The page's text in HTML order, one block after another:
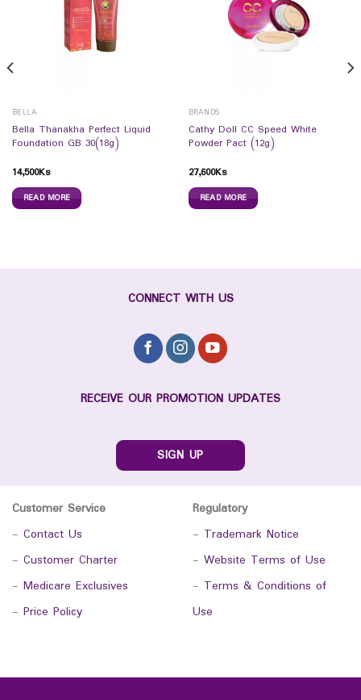
BELLA
Bella Thanakha Perfect Liquid
Foundation GB 30(18g)
14,500Ks
READ MORE
BRANDS
Cathy Doll CC Speed White
Powder Pact (12g)
27,600Ks
READ MORE
CONNECT WITH US
RECEIVE OUR PROMOTION UPDATES
SIGN UP
Customer Service
- Contact Us
- Customer Charter
- Medicare Exclusives
- Price Policy
Regulatory
- Trademark Notice
- Website Terms of Use
- Terms & Conditions of
Use